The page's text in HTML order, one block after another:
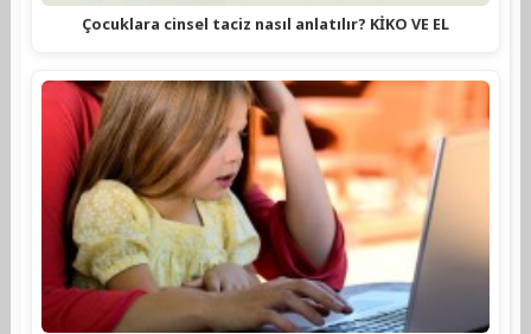
Çocuklara cinsel taciz nasıl anlatılır? KİKO VE EL